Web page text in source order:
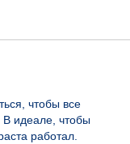
чтобы все
В идеале, чтобы
работал.